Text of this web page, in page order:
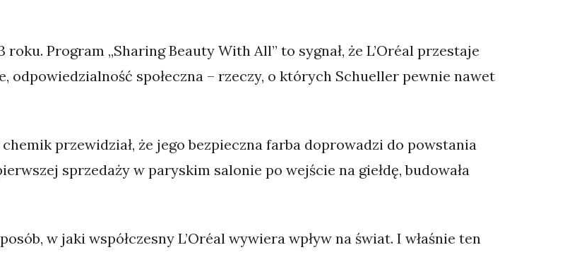
Program „Sharing Beauty With All” to sygnał, że L’Oréal przestaje
odpowiedzialność społeczna – rzeczy, o których Schueller pewnie nawet
przewidział, że jego bezpieczna farba doprowadzi do powstania
sprzedaży w paryskim salonie po wejście na giełdę, budowała
w jaki współczesny L’Oréal wywiera wpływ na świat. I właśnie ten